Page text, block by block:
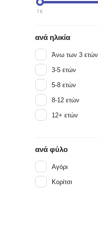
7€
ανά ηλικία
Άνω των 3 ετών
3-5 ετών
5-8 ετών
8-12 ετών
12+ ετών
ανά φύλο
Αγόρι
Κορίτσι